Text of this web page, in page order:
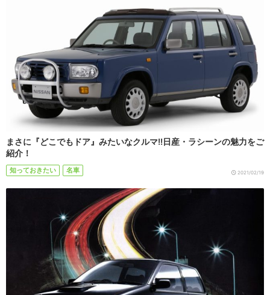
まさに『どこでもドア』みたいなクルマ!!日産・ラシーンの魅力をご
紹介！
知っておきたい 名車 2021/02/19